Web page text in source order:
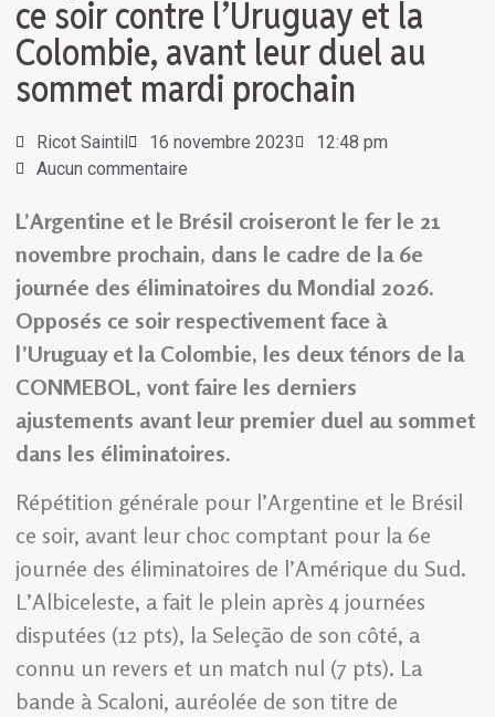
ce soir contre l’Uruguay et la
Colombie, avant leur duel au
sommet mardi prochain
Ricot Saintil 16 novembre 2023
12:48 pm
Aucun commentaire
L’Argentine et le Brésil croiseront le fer le 21
novembre prochain, dans le cadre de la 6e
journée des éliminatoires du Mondial 2026.
Opposés ce soir respectivement face à
l’Uruguay et la Colombie, les deux ténors de la
CONMEBOL, vont faire les derniers
ajustements avant leur premier duel au sommet
dans les éliminatoires.
Répétition générale pour l’Argentine et le Brésil
ce soir, avant leur choc comptant pour la 6e
journée des éliminatoires de l’Amérique du Sud.
L’Albiceleste, a fait le plein après 4 journées
disputées (12 pts), la Seleção de son côté, a
connu un revers et un match nul (7 pts). La
bande à Scaloni, auréolée de son titre de